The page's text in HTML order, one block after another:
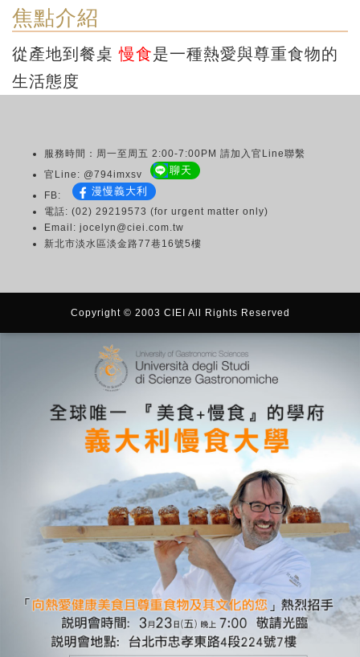
焦點介紹
從產地到餐桌慢食是一種熱愛與尊重食物的
生活態度
服務時間：周一至周五 2:00-7:00PM 請加入官Line聯繫
官Line: @794imxsv
聊天
FB: 漫慢義大利
電話: (02) 29219573 (for urgent matter only)
Email: jocelyn@ciei.com.tw
新北市淡水區淡金路77巷16號5樓
Copyright © 2003 CIEI All Rights Reserved